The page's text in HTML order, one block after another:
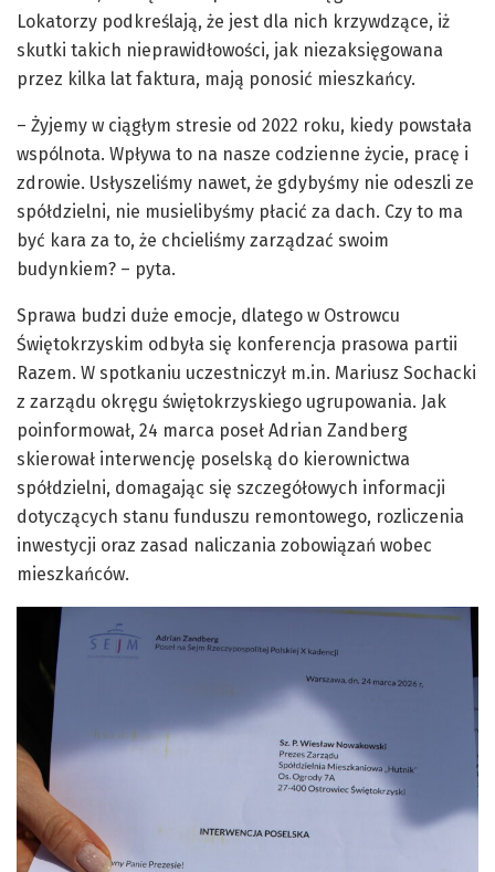
Lokatorzy podkreślają, że jest dla nich krzywdzące, iż
skutki takich nieprawidłowości, jak niezaksięgowana
przez kilka lat faktura, mają ponosić mieszkańcy.
– Żyjemy w ciągłym stresie od 2022 roku, kiedy powstała
wspólnota. Wpływa to na nasze codzienne życie, pracę i
zdrowie. Usłyszeliśmy nawet, że gdybyśmy nie odeszli ze
spółdzielni, nie musielibyśmy płacić za dach. Czy to ma
być kara za to, że chcieliśmy zarządzać swoim
budynkiem? – pyta.
Sprawa budzi duże emocje, dlatego w Ostrowcu
Świętokrzyskim odbyła się konferencja prasowa partii
Razem. W spotkaniu uczestniczył m.in. Mariusz Sochacki
z zarządu okręgu świętokrzyskiego ugrupowania. Jak
poinformował, 24 marca poseł Adrian Zandberg
skierował interwencję poselską do kierownictwa
spółdzielni, domagając się szczegółowych informacji
dotyczących stanu funduszu remontowego, rozliczenia
inwestycji oraz zasad naliczania zobowiązań wobec
mieszkańców.